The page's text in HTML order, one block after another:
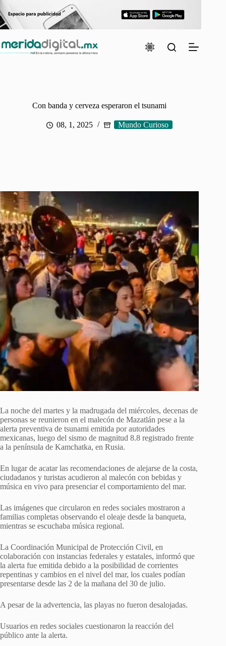
al
contenido
Con banda y cerveza esperaron el tsunami
08, 1, 2025 Mundo Curioso
La noche del martes y la madrugada del miércoles, decenas de
personas se reunieron en el malecón de Mazatlán pese a la
alerta preventiva de tsunami emitida por autoridades
mexicanas, luego del sismo de magnitud 8.8 registrado frente
a la península de Kamchatka, en Rusia.
En lugar de acatar las recomendaciones de alejarse de la costa,
ciudadanos y turistas acudieron al malecón con bebidas y
música en vivo para presenciar el comportamiento del mar.
Las imágenes que circularon en redes sociales mostraron a
familias completas observando el oleaje desde la banqueta,
mientras se escuchaba música regional.
La Coordinación Municipal de Protección Civil, en
colaboración con instancias federales y estatales, informó que
la alerta fue emitida debido a la posibilidad de corrientes
repentinas y cambios en el nivel del mar, los cuales podían
presentarse desde las 2 de la mañana del 30 de julio.
A pesar de la advertencia, las playas no fueron desalojadas.
Usuarios en redes sociales cuestionaron la reacción del
público ante la alerta.